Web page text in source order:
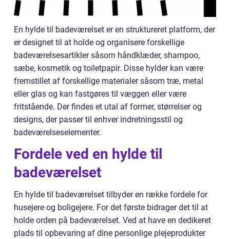
En hylde til badeværelset er en struktureret platform, der
er designet til at holde og organisere forskellige
badeværelsesartikler såsom håndklæder, shampoo,
sæbe, kosmetik og toiletpapir. Disse hylder kan være
fremstillet af forskellige materialer såsom træ, metal
eller glas og kan fastgøres til væggen eller være
fritstående. Der findes et utal af former, størrelser og
designs, der passer til enhver indretningsstil og
badeværelseselementer.
Fordele ved en hylde til
badeværelset
En hylde til badeværelset tilbyder en række fordele for
husejere og boligejere. For det første bidrager det til at
holde orden på badeværelset. Ved at have en dedikeret
plads til opbevaring af dine personlige plejeprodukter